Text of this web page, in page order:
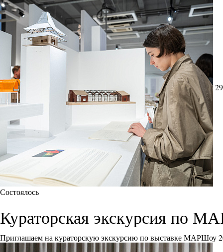
Состоялось
Кураторская экскурсия по
Приглашаем на кураторскую экскурсию по выставке МАРШоу